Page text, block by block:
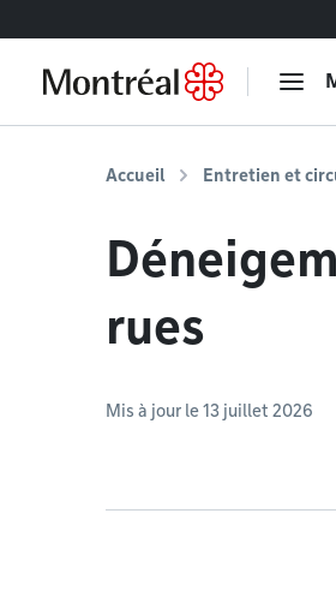
Accueil Entretien et
rues
Mis à jour le 13 juillet 2026